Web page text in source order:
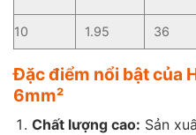
10 1.95 36
Đặc điểm nổi bật của
6mm²
Chất lượng cao: Sản